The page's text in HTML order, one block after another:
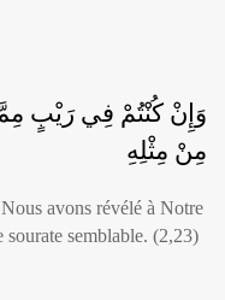
وَإِنْ كُنْتُمْ فِي رَيْبٍ
مِنْ مِثْلِهِ
avons révélé à Notre
sourate semblable. (2,23)